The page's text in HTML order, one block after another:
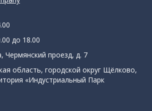
до 18.00
Чермянский проезд, д. 7
область, городской округ Щёлково,
«Индустриальный Парк